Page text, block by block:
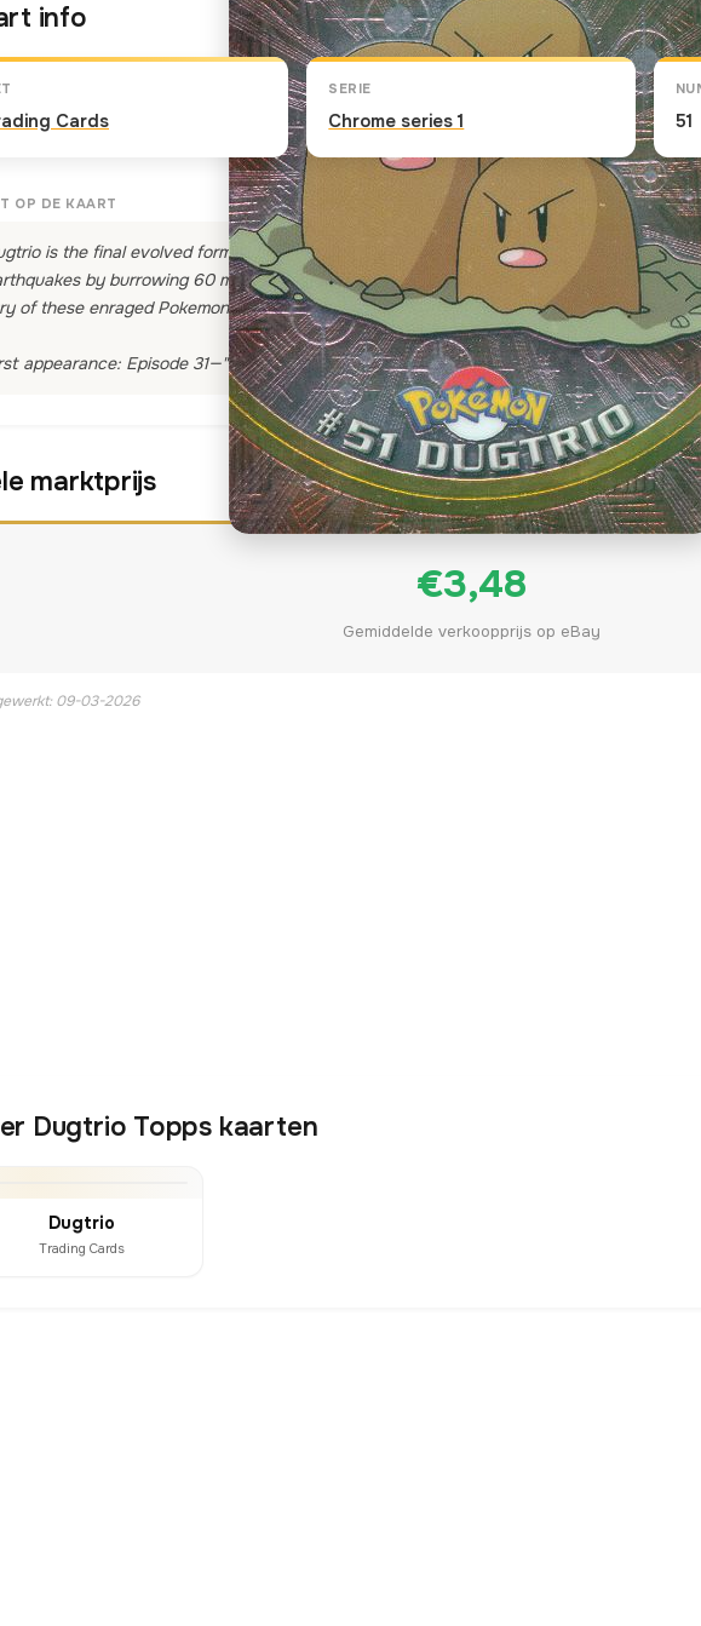
info
Cards
SERIE
Chrome series 1 51
OP DE KAART
is the final evolved form of Diglett. This tunneling terror is a Pokemon team of
by burrowing 60 miles underground. In "Dig Those Diglett," Ash and Pikachu
of these enraged Pokemon.
appearance: Episode 31—"Dig Those Diglett"
marktprijs
€3,48
Gemiddelde verkoopprijs op eBay
09-03-2026
Dugtrio Topps kaarten
Dugtrio
Trading Cards